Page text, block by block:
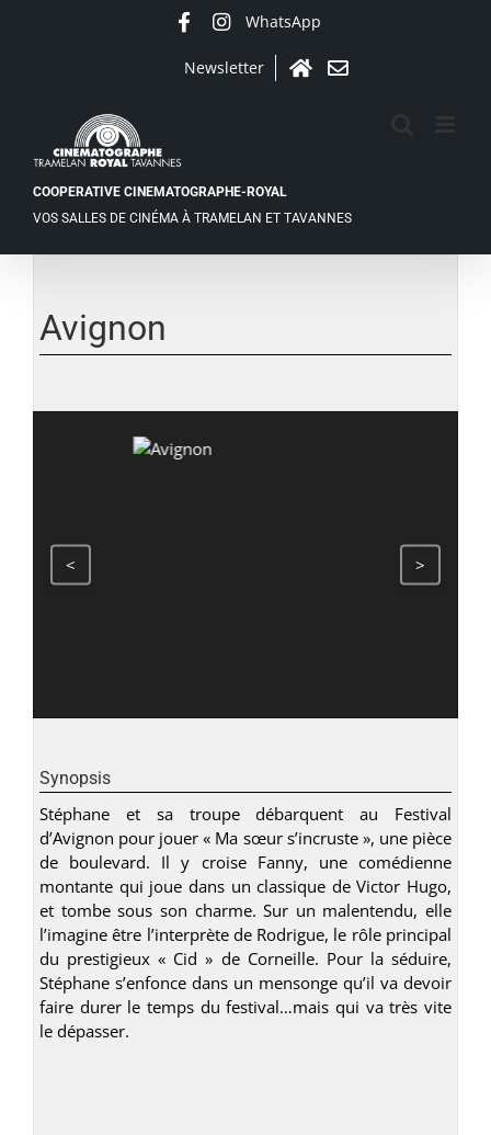
WhatsApp
Newsletter
AccueilContact
COOPERATIVE CINEMATOGRAPHE-ROYAL
VOS SALLES DE CINÉMA À TRAMELAN ET TAVANNES
Avignon
< >
Synopsis
Stéphane et sa troupe débarquent au Festival
d’Avignon pour jouer « Ma sœur s’incruste », une pièce
de boulevard. Il y croise Fanny, une comédienne
montante qui joue dans un classique de Victor Hugo,
et tombe sous son charme. Sur un malentendu, elle
l’imagine être l’interprète de Rodrigue, le rôle principal
du prestigieux « Cid » de Corneille. Pour la séduire,
Stéphane s’enfonce dans un mensonge qu’il va devoir
faire durer le temps du festival…mais qui va très vite
le dépasser.